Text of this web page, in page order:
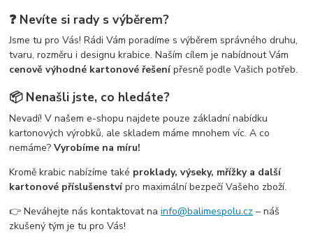
❓ Nevíte si rady s výběrem?
Jsme tu pro Vás! Rádi Vám poradíme s výběrem správného druhu,
tvaru, rozměru i designu krabice. Naším cílem je nabídnout Vám
cenově výhodné kartonové řešenípřesně podle Vašich potřeb.
📦 Nenašli jste, co hledáte?
Nevadí! V našem e-shopu najdete pouze základní nabídku
kartonových výrobků, ale skladem máme mnohem víc. A co
nemáme?Vyrobíme na míru!
Kromě krabic nabízíme také proklady, výseky, mřížky a další
kartonové příslušenstvípro maximální bezpečí Vašeho zboží.
👉 Neváhejte nás kontaktovat nainfo@balimespolu.cz – náš
zkušený tým je tu pro Vás!